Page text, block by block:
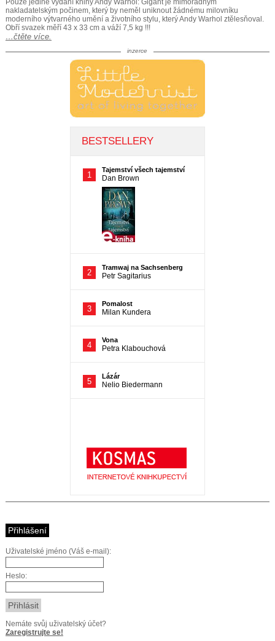
Pouze jediné vydání knihy Andy Warhol: Gigant je mimořádným
nakladatelským počinem, který by neměl uniknout žádnému milovníku
moderního výtvarného umění a životního stylu, který Andy Warhol ztělesňoval.
Obří svazek měří 43 x 33 cm a váží 7,5 kg !!!
…čtěte více.
inzerce
Přihlášení
Uživatelské jméno (Váš e-mail):
Heslo:
Nemáte svůj uživatelský účet?
Zaregistrujte se!